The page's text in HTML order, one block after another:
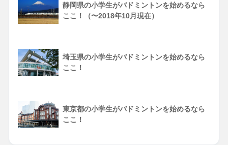
静岡県の小学生がバドミントンを始めるなら
ここ！（〜2018年10月現在）
埼玉県の小学生がバドミントンを始めるなら
ここ！
東京都の小学生がバドミントンを始めるなら
ここ！